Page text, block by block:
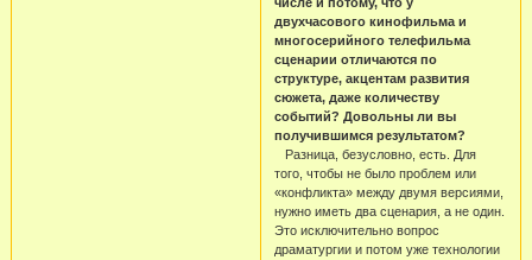
двухчасового кинофильма и
многосерийного телефильма
сценарии отличаются по
структуре, акцентам развития
сюжета, даже количеству
событий? Довольны ли вы
получившимся результатом?
Разница, безусловно, есть. Для
того, чтобы не было проблем или
«конфликта» между двумя версиями,
нужно иметь два сценария, а не один.
Это исключительно вопрос
драматургии и потом уже технологии